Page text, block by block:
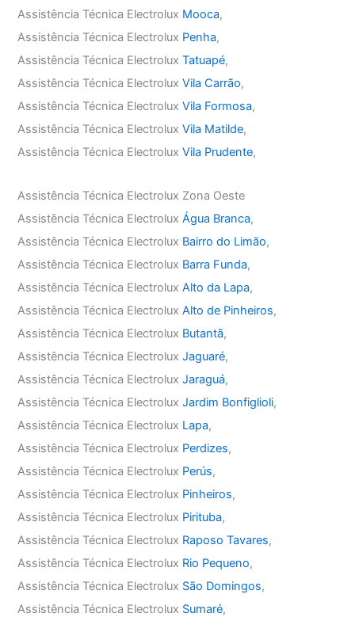
Assistência Técnica Electrolux Mooca,
Assistência Técnica Electrolux Penha,
Assistência Técnica ElectroluxTatuapé,
Assistência Técnica ElectroluxVila Carrão,
Assistência Técnica ElectroluxVila Formosa,
Assistência Técnica ElectroluxVila Matilde,
Assistência Técnica ElectroluxVila Prudente,
Assistência Técnica Electrolux Zona Oeste
Assistência Técnica ElectroluxÁgua Branca,
Assistência Técnica Electrolux Bairro do Limão,
Assistência Técnica Electrolux Barra Funda,
Assistência Técnica ElectroluxAlto da Lapa,
Assistência Técnica ElectroluxAlto de Pinheiros,
Assistência Técnica Electrolux Butantã,
Assistência Técnica ElectroluxJaguaré,
Assistência Técnica ElectroluxJaraguá,
Assistência Técnica ElectroluxJardim Bonfiglioli,
Assistência Técnica Electrolux Lapa,
Assistência Técnica Electrolux Perdizes,
Assistência Técnica Electrolux Perús,
Assistência Técnica Electrolux Pinheiros,
Assistência Técnica Electrolux Pirituba,
Assistência Técnica Electrolux Raposo Tavares,
Assistência Técnica Electrolux Rio Pequeno,
Assistência Técnica Electrolux São Domingos,
Assistência Técnica Electrolux Sumaré,